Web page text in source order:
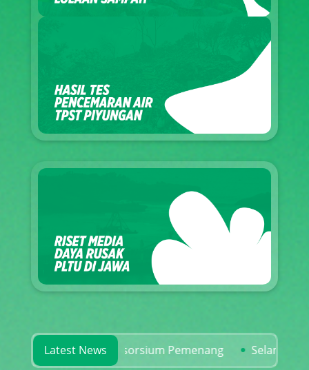
Latest News
Rekam Jejak Konsorsium Pemenang Selamatkan